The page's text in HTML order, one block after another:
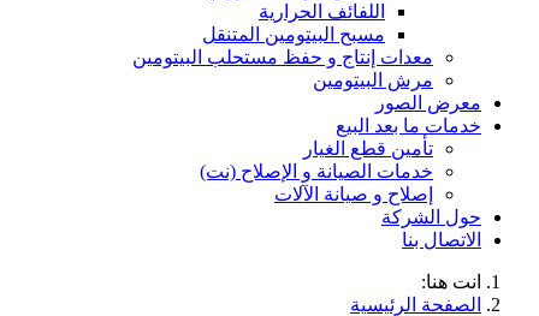
اللفائف الحرارية
مسبح البيتومين المتنقل
معدات إنتاج و حفظ مستحلب البيتومين
مرش البيتومين
معرض الصور
خدمات ما بعد البيع
تأمين قطع الغيار
خدمات الصيانة و الإصلاح (نت)
إصلاح و صيانة الآلات
حول الشركة
الاتصال بنا
انت هنا:
الصفحة الرئيسية